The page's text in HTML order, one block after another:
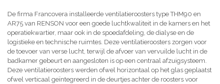
De firma Francovera installeerde ventilatieroosters type THM90 en
AR75 van RENSON voor een goede luchtkwaliteit in de kamers en het
operatiekwartier, maar ook in de spoedafdeling, de dialyse en de
logistieke en technische ruimtes. Deze ventilatieroosters zorgen voor
de toevoer van verse lucht, terwijl de afvoer van vervuilde lucht in de
badkamer gebeurt en aangesloten is op een centraal afzuigsysteem.
Deze ventilatieroosters werden ofwel horizontaal op het glas geplaatst
ofwel verticaal geïntegreerd in de deurtjes achter de roosters voor